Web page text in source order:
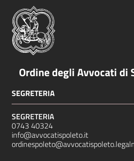
Ordine degli Avvocati di
SEGRETERIA
SEGRETERIA
0743 40324
info@avvocatispoleto.it